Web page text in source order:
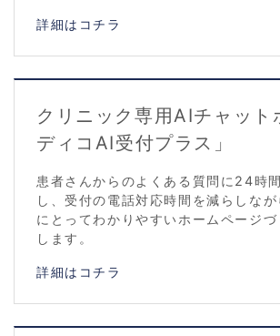
詳細はコチラ
クリニック専用AIチャット
ディコAI受付プラス」
患者さんからのよくある質問に24時
し、受付の電話対応時間を減らしな
にとってわかりやすいホームページづ
します。
詳細はコチラ